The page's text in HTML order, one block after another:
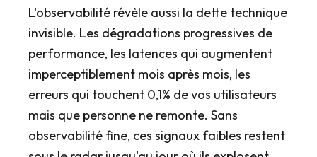
L'observabilité révèle aussi la dette technique
invisible. Les dégradations progressives de
performance, les latences qui augmentent
imperceptiblement mois après mois, les
erreurs qui touchent 0,1% de vos utilisateurs
mais que personne ne remonte. Sans
observabilité fine, ces signaux faibles restent